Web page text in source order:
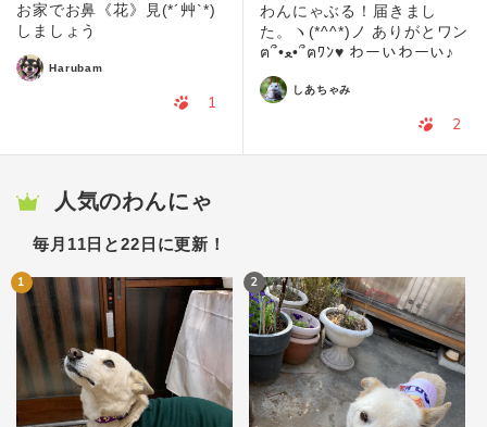
お家でお鼻《花》見(*´艸`*)
しましょう
Harubam
1
わんにゃぶる！届きまし
た。ヽ(*^^*)ノ ありがとワン
ฅ՞•ﻌ•՞ฅﾜﾝ♥ わーいわーい♪
しあちゃみ
2
人気のわんにゃ
毎月11日と22日に更新！
1 2